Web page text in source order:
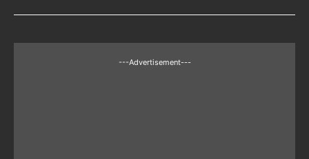
---Advertisement---